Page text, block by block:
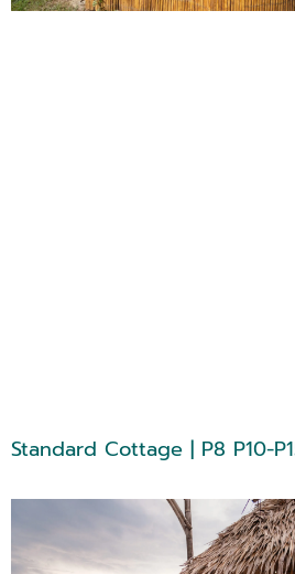
Standard Cottage | P8 P10-